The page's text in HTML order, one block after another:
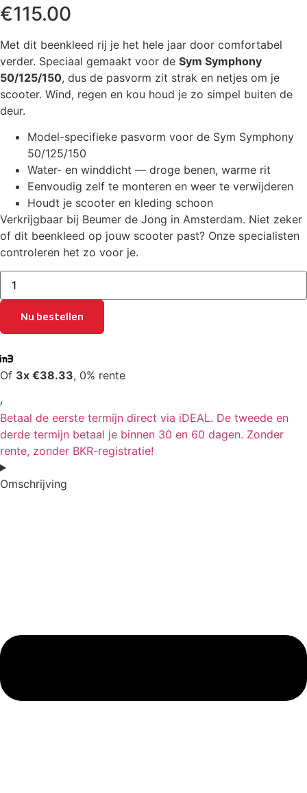
€115.00
Met dit beenkleed rij je het hele jaar door comfortabel
verder. Speciaal gemaakt voor de Sym Symphony
50/125/150, dus de pasvorm zit strak en netjes om je
scooter. Wind, regen en kou houd je zo simpel buiten de
deur.
Model-specifieke pasvorm voor de Sym Symphony
50/125/150
Water- en winddicht — droge benen, warme rit
Eenvoudig zelf te monteren en weer te verwijderen
Houdt je scooter en kleding schoon
Verkrijgbaar bij Beumer de Jong in Amsterdam. Niet zeker
of dit beenkleed op jouw scooter past? Onze specialisten
controleren het zo voor je.
Beenkleed
Sym
Symphony
aantalNu bestellen
Of 3x €38.33, 0% rente
Betaal de eerste termijn direct via iDEAL. De tweede en
derde termijn betaal je binnen 30 en 60 dagen. Zonder
rente, zonder BKR-registratie!
Omschrijving